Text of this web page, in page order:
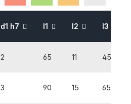
d1 h7 l1 l2 l3
2 65 11 45
3 90 15 65